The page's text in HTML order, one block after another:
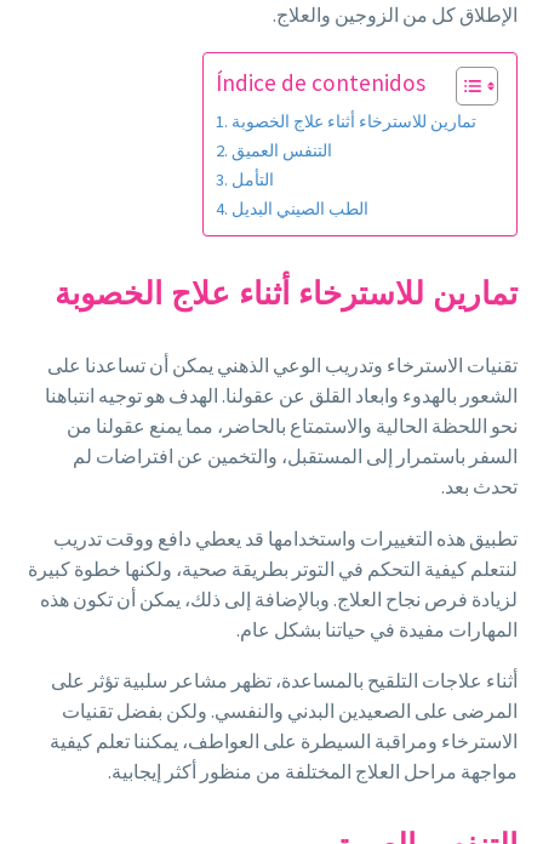
الإطلاق كل من الزوجين والعلاج.
Índice de contenidos
تمارين للاسترخاء أثناء علاج الخصوبة
التنفس العميق
التأمل
الطب الصيني البديل
تمارين للاسترخاء أثناء علاج الخصوبة
تقنيات الاسترخاء وتدريب الوعي الذهني يمكن أن تساعدنا على
الشعور بالهدوء وابعاد القلق عن عقولنا. الهدف هو توجيه انتباهنا
نحو اللحظة الحالية والاستمتاع بالحاضر، مما يمنع عقولنا من
السفر باستمرار إلى المستقبل، والتخمين عن افتراضات لم
تحدث بعد.
تطبيق هذه التغييرات واستخدامها قد يعطي دافع ووقت تدريب
لنتعلم كيفية التحكم في التوتر بطريقة صحية، ولكنها خطوة كبيرة
لزيادة فرص نجاح العلاج. وبالإضافة إلى ذلك، يمكن أن تكون هذه
المهارات مفيدة في حياتنا بشكل عام.
أثناء علاجات التلقيح بالمساعدة، تظهر مشاعر سلبية تؤثر على
المرضى على الصعيدين البدني والنفسي. ولكن بفضل تقنيات
الاسترخاء ومراقبة السيطرة على العواطف، يمكننا تعلم كيفية
مواجهة مراحل العلاج المختلفة من منظور أكثر إيجابية.